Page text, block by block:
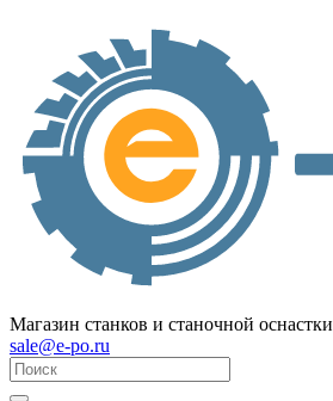
Магазин станков и станочной оснастки
sale@e-po.ru